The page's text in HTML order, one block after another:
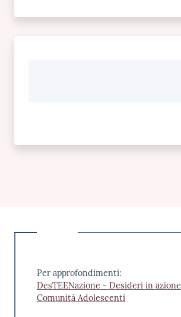
Per approfondimenti:
DesTEENazione - Desideri in azione
Comunità Adolescenti